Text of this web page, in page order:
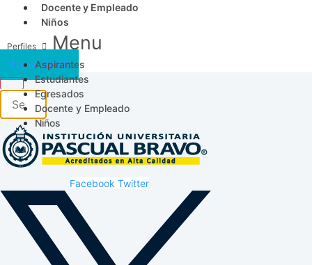
Docente y Empleado
Niños
Menu
Aspirantes
Estudiantes
Egresados
Docente y Empleado
Niños
Acceso SICAU
Facebook Twitter